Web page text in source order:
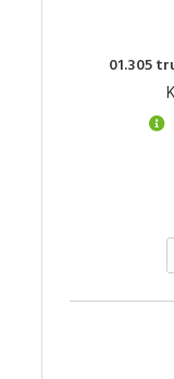
01.305